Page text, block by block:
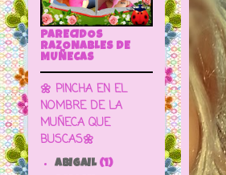
PARECIDOS
RAZONABLES DE
MUÑECAS
🌼 PINCHA EN EL
NOMBRE DE LA
MUÑECA QUE
BUSCAS🌼
ABIGAIL (1)